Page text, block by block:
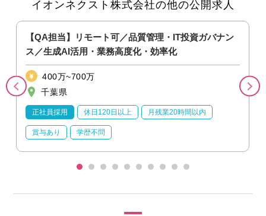
イオンネクスト株式会社の他の公開求人
【QA担当】リモート可／品質管理・IT投資ガバナン
ス／生成AI活用・業務高度化・効率化
400万~700万
千葉県
正社員採用 休日120日以上 月残業20時間以内
賞与あり 学歴不問